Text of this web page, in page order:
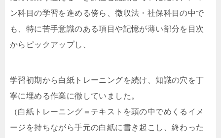
ン科目の学習を進める傍ら、徴収法・社保科目の中で
も、特に苦手意識のある項目や記憶が薄い部分を目次
からピックアップし、
学習初期から白紙トレーニングを続け、知識の穴を丁
寧に埋める作業に徹していました。
（白紙トレーニング＝テキストを頭の中でめくるイメ
ージを持ちながら手元の白紙に書き起こし、終わった